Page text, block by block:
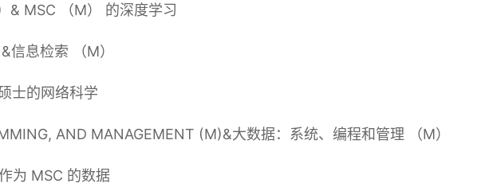
& MSC （M） 的深度学习
信息检索 （M）
士的网络科学
AND MANAGEMENT (M)&大数据：系统、编程和管理 （M）
为 MSC 的数据